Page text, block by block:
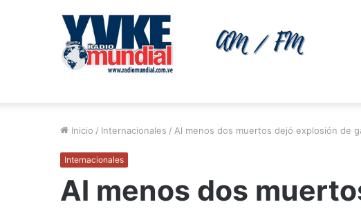
Inicio / Internacionales / Al menos dos muertos dejó explosión de
Internacionales
Al menos dos